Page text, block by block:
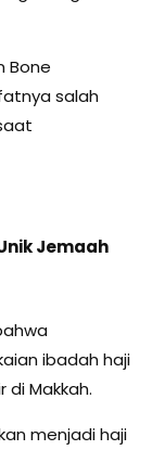
Bone
salah
Jemaah
ibadah haji
Makkah.
menjadi haji